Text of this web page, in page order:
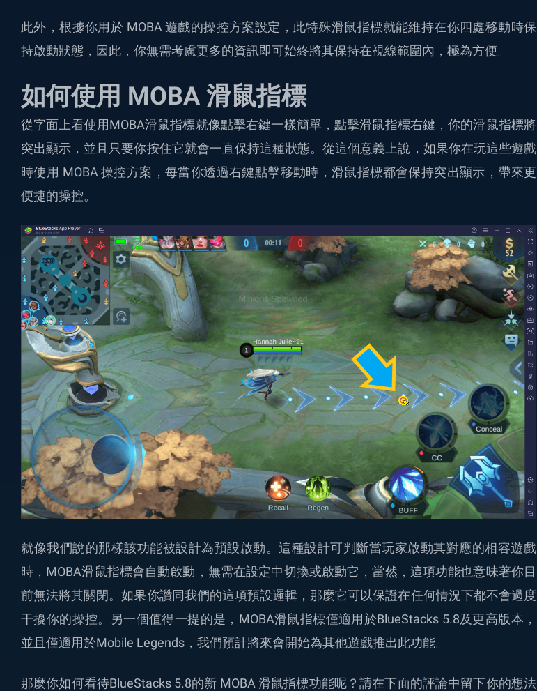
此外，根據你用於 MOBA 遊戲的操控方案設定，此特殊滑鼠指標就能維持在你四處移動時保
持啟動狀態，因此，你無需考慮更多的資訊即可始終將其保持在視線範圍內，極為方便。
如何使用 MOBA 滑鼠指標
從字面上看使用MOBA滑鼠指標就像點擊右鍵一樣簡單，點擊滑鼠指標右鍵，你的滑鼠指標將
突出顯示，並且只要你按住它就會一直保持這種狀態。從這個意義上說，如果你在玩這些遊戲
時使用 MOBA 操控方案，每當你透過右鍵點擊移動時，滑鼠指標都會保持突出顯示，帶來更
便捷的操控。
就像我們說的那樣該功能被設計為預設啟動。這種設計可判斷當玩家啟動其對應的相容遊戲
時，MOBA滑鼠指標會自動啟動，無需在設定中切換或啟動它，當然，這項功能也意味著你目
前無法將其關閉。如果你讚同我們的這項預設邏輯，那麼它可以保證在任何情況下都不會過度
干擾你的操控。另一個值得一提的是，MOBA滑鼠指標僅適用於BlueStacks 5.8及更高版本，
並且僅適用於Mobile Legends，我們預計將來會開始為其他遊戲推出此功能。
那麼你如何看待BlueStacks 5.8的新 MOBA 滑鼠指標功能呢？請在下面的評論中留下你的想法